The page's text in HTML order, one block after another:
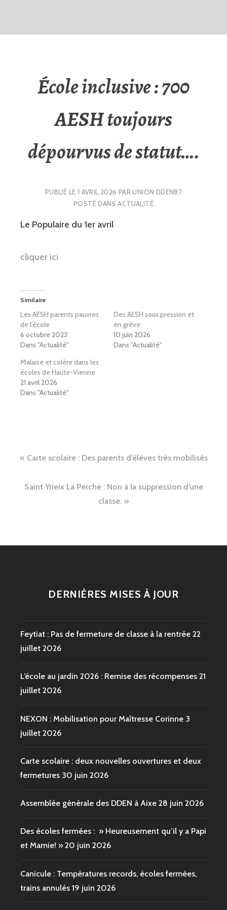
École inclusive : 700
AESH toujours
dépourvus de statut….
PUBLIÉ LE 1 AVRIL 2026 PARUNION DDEN87
POSTÉ DANSACTUALITÉ
Le Populaire du 1er avril
cliquer ici
Similaire
Les AESH parents pauvres
de l’école
6 octobre 2023
Dans "Actualité"
Des AESH sous pression et
en grève
10 juin 2026
Dans "Actualité"
Malaise et colère dans les
écoles de Haute-Vienne
21 avril 2026
Dans "Actualité"
Navigation
de
l’article
Carte scolaire : Des parents d’élèves très mobilisés
Saint Yrieix La Perche : Non à la suppression d’une
classe.
DERNIÈRES MISES À JOUR
Feytiat : Pas de fermeture de classe à la rentrée 22
juillet 2026
L’école au jardin 2026 : Remise des récompenses 21
juillet 2026
NEXON : Mobilisation pour Maîtresse Corinne 3
juillet 2026
Carte scolaire : deux nouvelles ouvertures et deux
fermetures 30 juin 2026
Assemblée générale des DDEN à Aixe 28 juin 2026
Des écoles fermées : » Heureusement qu’il y a Papi
et Mamie! » 20 juin 2026
Canicule : Températures records, écoles fermées,
trains annulés 19 juin 2026